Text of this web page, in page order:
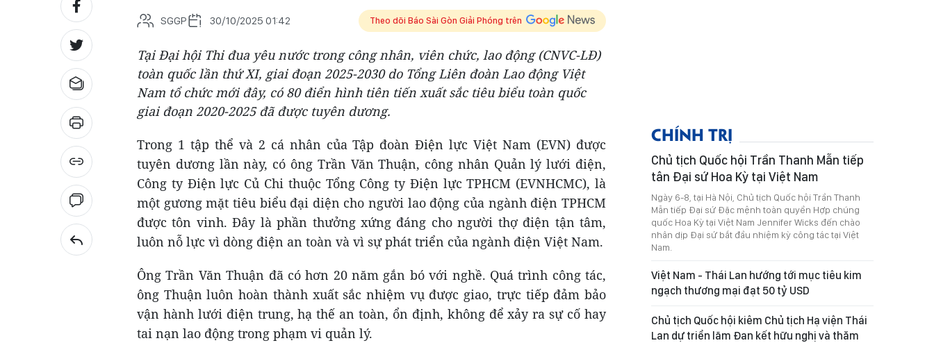
SGGP 30/10/2025 01:42 Theo dõi Báo Sài Gòn Giải Phóng trên
Tại Đại hội Thi đua yêu nước trong công nhân, viên chức, lao động (CNVC-LĐ)
toàn quốc lần thứ XI, giai đoạn 2025-2030 do Tổng Liên đoàn Lao động Việt
Nam tổ chức mới đây, có 80 điển hình tiên tiến xuất sắc tiêu biểu toàn quốc
giai đoạn 2020-2025 đã được tuyên dương.
Trong 1 tập thể và 2 cá nhân của Tập đoàn Điện lực Việt Nam (EVN) được
tuyên dương lần này, có ông Trần Văn Thuận, công nhân Quản lý lưới điện,
Công ty Điện lực Củ Chi thuộc Tổng Công ty Điện lực TPHCM (EVNHCMC), là
một gương mặt tiêu biểu đại diện cho người lao động của ngành điện TPHCM
được tôn vinh. Đây là phần thưởng xứng đáng cho người thợ điện tận tâm,
luôn nỗ lực vì dòng điện an toàn và vì sự phát triển của ngành điện Việt Nam.
Ông Trần Văn Thuận đã có hơn 20 năm gắn bó với nghề. Quá trình công tác,
ông Thuận luôn hoàn thành xuất sắc nhiệm vụ được giao, trực tiếp đảm bảo
vận hành lưới điện trung, hạ thế an toàn, ổn định, không để xảy ra sự cố hay
tai nạn lao động trong phạm vi quản lý.
CHÍNH TRỊ
Chủ tịch Quốc hội Trần Thanh Mẫn tiếp
tân Đại sứ Hoa Kỳ tại Việt Nam
Ngày 6-8, tại Hà Nội, Chủ tịch Quốc hội Trần Thanh
Mẫn tiếp Đại sứ Đặc mệnh toàn quyền Hợp chúng
quốc Hoa Kỳ tại Việt Nam Jennifer Wicks đến chào
nhân dịp Đại sứ bắt đầu nhiệm kỳ công tác tại Việt
Nam.
Việt Nam - Thái Lan hướng tới mục tiêu kim
ngạch thương mại đạt 50 tỷ USD
Chủ tịch Quốc hội kiêm Chủ tịch Hạ viện Thái
Lan dự triển lãm Đan kết hữu nghị và thăm